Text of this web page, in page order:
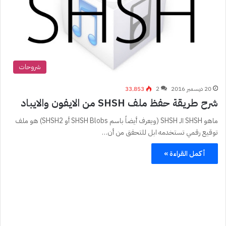
شروحات
20 ديسمبر 2016 2 33٬853
شرح طريقة حفظ ملف SHSH من الايفون والايباد
ماهو SHSH الـ SHSH (ويعرف أيضاً باسم SHSH Blobs أو SHSH2) هو ملف
توقيع رقمي تستخدمه ابل للتحقق من أن…
أكمل القراءة »